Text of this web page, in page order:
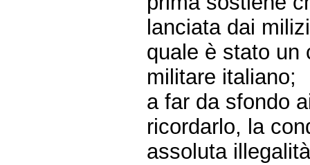
lanciata dai
quale è stato un
militare italiano;
a far da sfondo
ricordarlo, la
assoluta